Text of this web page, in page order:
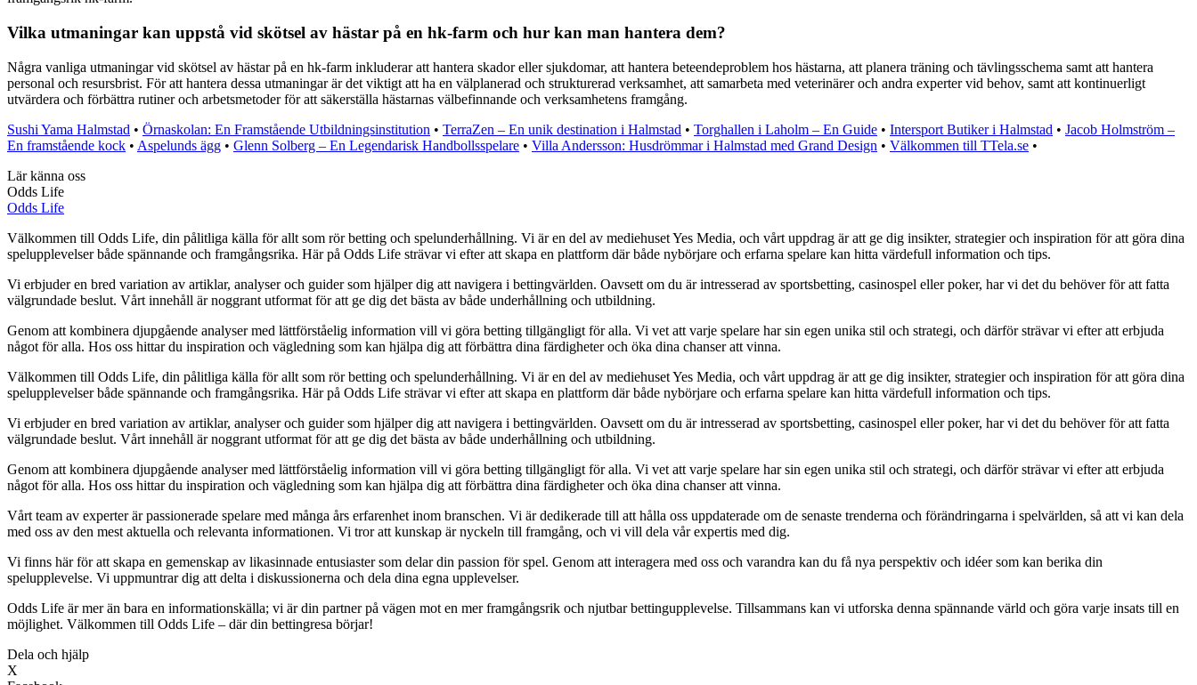
Vilka utmaningar kan uppstå vid skötsel av hästar på en hk-farm och hur kan man hantera dem?
Några vanliga utmaningar vid skötsel av hästar på en hk-farm inkluderar att hantera skador eller sjukdomar, att hantera beteendeproblem hos hästarna, att planera träning och tävlingsschema samt att hantera
personal och resursbrist. För att hantera dessa utmaningar är det viktigt att ha en välplanerad och strukturerad verksamhet, att samarbeta med veterinärer och andra experter vid behov, samt att kontinuerligt
utvärdera och förbättra rutiner och arbetsmetoder för att säkerställa hästarnas välbefinnande och verksamhetens framgång.
Sushi Yama Halmstad • Örnaskolan: En Framstående Utbildningsinstitution • TerraZen – En unik destination i Halmstad • Torghallen i Laholm – En Guide • Intersport Butiker i Halmstad • Jacob Holmström –
En framstående kock • Aspelunds ägg • Glenn Solberg – En Legendarisk Handbollsspelare • Villa Andersson: Husdrömmar i Halmstad med Grand Design • Välkommen till TTela.se •
Lär känna oss
Odds Life
Odds Life
Välkommen till Odds Life, din pålitliga källa för allt som rör betting och spelunderhållning. Vi är en del av mediehuset Yes Media, och vårt uppdrag är att ge dig insikter, strategier och inspiration för att göra dina
spelupplevelser både spännande och framgångsrika. Här på Odds Life strävar vi efter att skapa en plattform där både nybörjare och erfarna spelare kan hitta värdefull information och tips.
Vi erbjuder en bred variation av artiklar, analyser och guider som hjälper dig att navigera i bettingvärlden. Oavsett om du är intresserad av sportsbetting, casinospel eller poker, har vi det du behöver för att fatta
välgrundade beslut. Vårt innehåll är noggrant utformat för att ge dig det bästa av både underhållning och utbildning.
Genom att kombinera djupgående analyser med lättförståelig information vill vi göra betting tillgängligt för alla. Vi vet att varje spelare har sin egen unika stil och strategi, och därför strävar vi efter att erbjuda
något för alla. Hos oss hittar du inspiration och vägledning som kan hjälpa dig att förbättra dina färdigheter och öka dina chanser att vinna.
Välkommen till Odds Life, din pålitliga källa för allt som rör betting och spelunderhållning. Vi är en del av mediehuset Yes Media, och vårt uppdrag är att ge dig insikter, strategier och inspiration för att göra dina
spelupplevelser både spännande och framgångsrika. Här på Odds Life strävar vi efter att skapa en plattform där både nybörjare och erfarna spelare kan hitta värdefull information och tips.
Vi erbjuder en bred variation av artiklar, analyser och guider som hjälper dig att navigera i bettingvärlden. Oavsett om du är intresserad av sportsbetting, casinospel eller poker, har vi det du behöver för att fatta
välgrundade beslut. Vårt innehåll är noggrant utformat för att ge dig det bästa av både underhållning och utbildning.
Genom att kombinera djupgående analyser med lättförståelig information vill vi göra betting tillgängligt för alla. Vi vet att varje spelare har sin egen unika stil och strategi, och därför strävar vi efter att erbjuda
något för alla. Hos oss hittar du inspiration och vägledning som kan hjälpa dig att förbättra dina färdigheter och öka dina chanser att vinna.
Vårt team av experter är passionerade spelare med många års erfarenhet inom branschen. Vi är dedikerade till att hålla oss uppdaterade om de senaste trenderna och förändringarna i spelvärlden, så att vi kan dela
med oss av den mest aktuella och relevanta informationen. Vi tror att kunskap är nyckeln till framgång, och vi vill dela vår expertis med dig.
Vi finns här för att skapa en gemenskap av likasinnade entusiaster som delar din passion för spel. Genom att interagera med oss och varandra kan du få nya perspektiv och idéer som kan berika din
spelupplevelse. Vi uppmuntrar dig att delta i diskussionerna och dela dina egna upplevelser.
Odds Life är mer än bara en informationskälla; vi är din partner på vägen mot en mer framgångsrik och njutbar bettingupplevelse. Tillsammans kan vi utforska denna spännande värld och göra varje insats till en
möjlighet. Välkommen till Odds Life – där din bettingresa börjar!
Dela och hjälp
X